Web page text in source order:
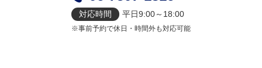
対応時間 平日9:00～18:00
※事前予約で休日・時間外も対応可能